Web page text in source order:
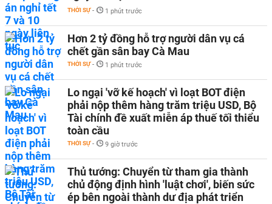
THỜI SỰ - 1 phút trước
Hơn 2 tỷ đồng hỗ trợ người dân vụ cá
chết gần sân bay Cà Mau
THỜI SỰ - 1 phút trước
Lo ngại 'vỡ kế hoạch' vì loạt BOT điện
phải nộp thêm hàng trăm triệu USD, Bộ
Tài chính đề xuất miễn áp thuế tối thiểu
toàn cầu
THỜI SỰ - 9 giờ trước
Thủ tướng: Chuyển từ tham gia thành
chủ động định hình 'luật chơi', biến sức
ép bên ngoài thành dư địa phát triển